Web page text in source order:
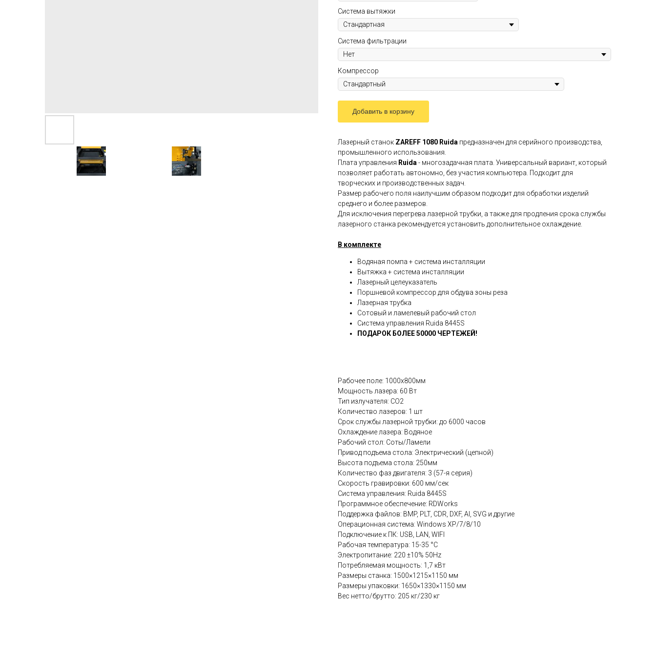
Система вытяжки
Система фильтрации
Компрессор
Добавить в корзину
Лазерный станок ZAREFF 1080 Ruida предназначен для серийного производства,
промышленного использования.
Плата управления Ruida - многозадачная плата. Универсальный вариант, который
позволяет работать автономно, без участия компьютера. Подходит для
творческих и производственных задач.
Размер рабочего поля наилучшим образом подходит для обработки изделий
среднего и более размеров.
Для исключения перегрева лазерной трубки, а также для продления срока службы
лазерного станка рекомендуется установить дополнительное охлаждение.
В комплекте
Водяная помпа + система инсталляции
Вытяжка + система инсталляции
Лазерный целеуказатель
Поршневой компрессор для обдува зоны реза
Лазерная трубка
Сотовый и ламелевый рабочий стол
Система управления Ruida 8445S
ПОДАРОК БОЛЕЕ 50000 ЧЕРТЕЖЕЙ!
Рабочее поле: 1000х800мм
Мощность лазера: 60 Вт
Тип излучателя: СО2
Количество лазеров: 1 шт
Срок службы лазерной трубки: до 6000 часов
Охлаждение лазера: Водяное
Рабочий стол: Соты/Ламели
Привод подъема стола: Электрический (цепной)
Высота подъема стола: 250мм
Количество фаз двигателя: 3 (57-я серия)
Скорость гравировки: 600 мм/сек
Система управления: Ruida 8445S
Программное обеспечение: RDWorks
Поддержка файлов: BMP, PLT, CDR, DXF, AI, SVG и другие
Операционная система: Windows XP/7/8/10
Подключение к ПК: USB, LAN, WIFI
Рабочая температура: 15-35 °C
Электропитание: 220 ±10% 50Hz
Потребляемая мощность: 1,7 кВт
Размеры станка: 1500×1215×1150 мм
Размеры упаковки: 1650×1330×1150 мм
Вес нетто/брутто: 205 кг/230 кг